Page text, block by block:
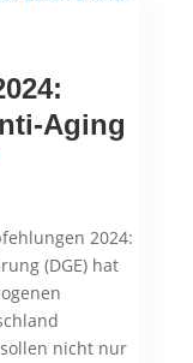
Aging
2024:
(DGE) hat
nicht nur